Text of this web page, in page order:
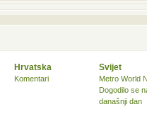
Hrvatska
Komentari
Svijet
Metro World
Dogodilo se
današnji dan